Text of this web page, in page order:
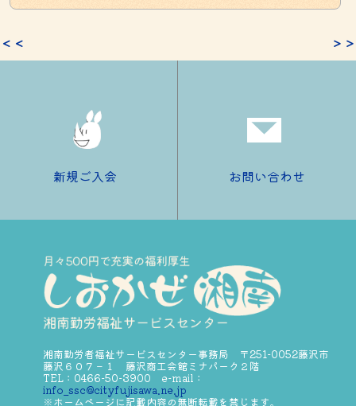
＜＜ ＞＞
新規ご入会 お問い合わせ
湘南勤労者福祉サービスセンター事務局 〒251-0052藤沢市
藤沢６０７－１ 藤沢商工会館ミナパーク２階
TEL：0466-50-3900 e-mail：
info_ssc@cityfujisawa.ne.jp
※ホームページに記載内容の無断転載を禁じます。